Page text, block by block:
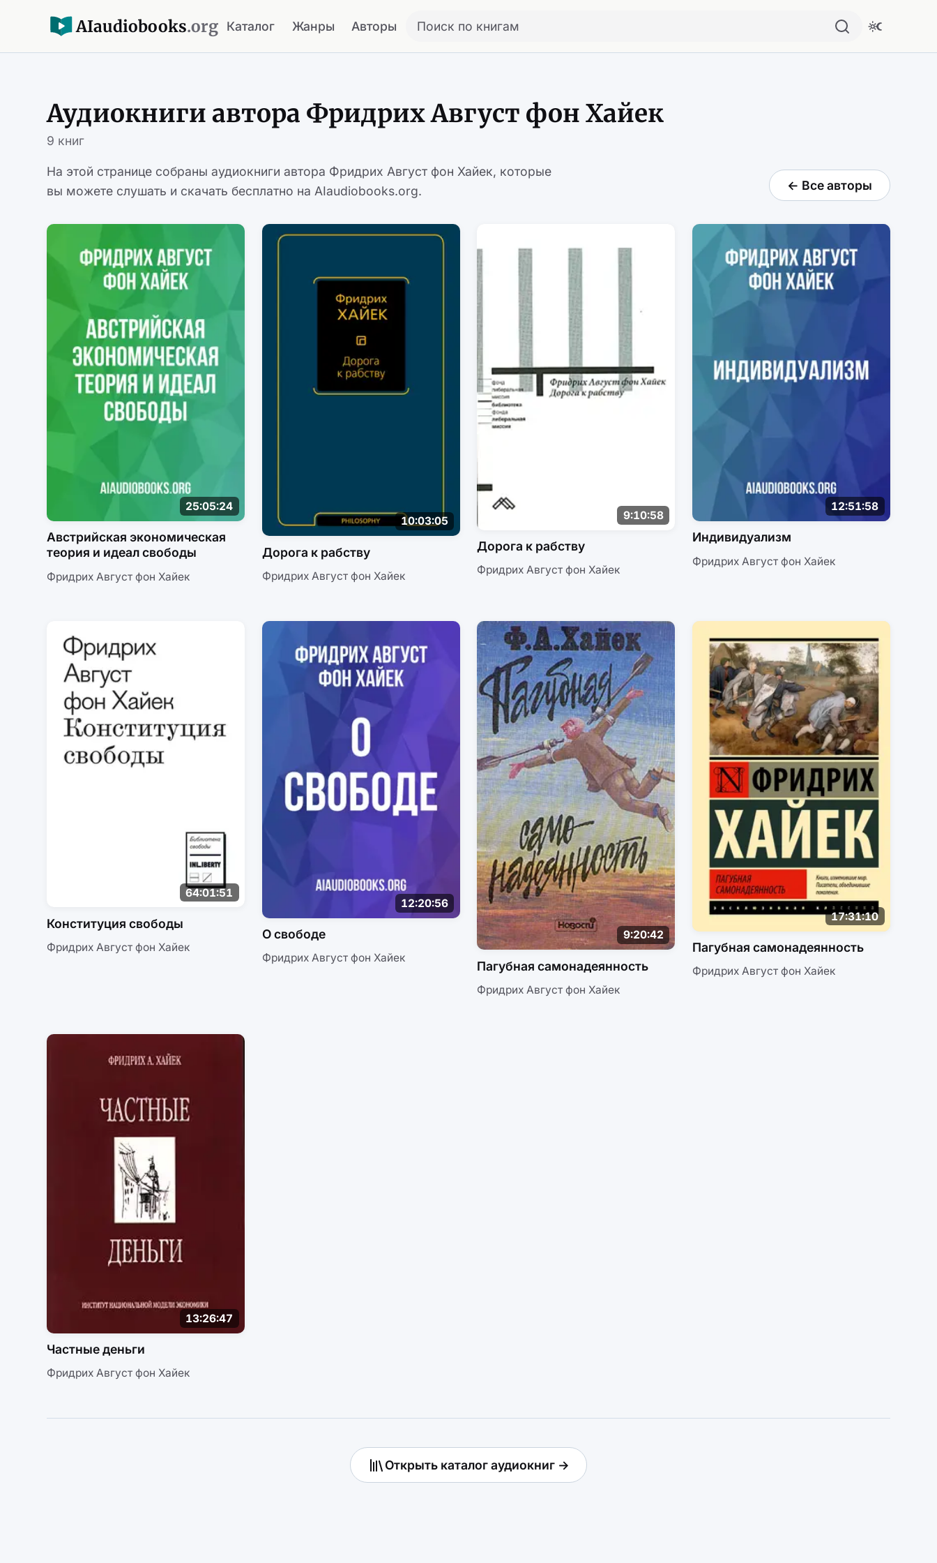
AIaudiobooks.org Каталог Жанры Авторы Поиск по книгам
Аудиокниги автора Фридрих Август фон Хайек
9 книг
На этой странице собраны аудиокниги автора Фридрих Август фон Хайек, которые
вы можете слушать и скачать бесплатно на AIaudiobooks.org.
← Все авторы
25:05:24
Австрийская экономическая
теория и идеал свободы
Фридрих Август фон Хайек
10:03:05
Дорога к рабству
Фридрих Август фон Хайек
9:10:58
Дорога к рабству
Фридрих Август фон Хайек
12:51:58
Индивидуализм
Фридрих Август фон Хайек
64:01:51
Конституция свободы
Фридрих Август фон Хайек
12:20:56
О свободе
Фридрих Август фон Хайек
9:20:42
Пагубная самонадеянность
Фридрих Август фон Хайек
17:31:10
Пагубная самонадеянность
Фридрих Август фон Хайек
13:26:47
Частные деньги
Фридрих Август фон Хайек
Открыть каталог аудиокниг →